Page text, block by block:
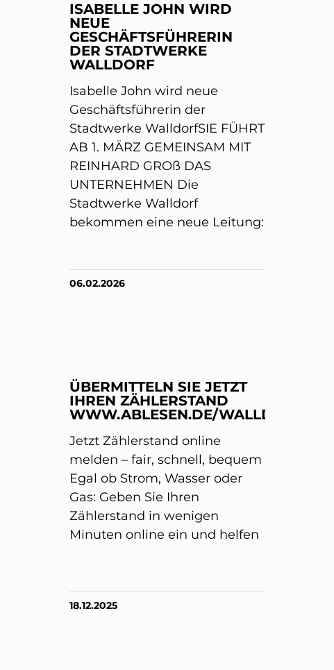
ISABELLE JOHN WIRD
NEUE
GESCHÄFTSFÜHRERIN
DER STADTWERKE
WALLDORF
Isabelle John wird neue
Geschäftsführerin der
Stadtwerke WalldorfSIE FÜHRT
AB 1. MÄRZ GEMEINSAM MIT
REINHARD GROß DAS
UNTERNEHMEN Die
Stadtwerke Walldorf
bekommen eine neue Leitung:
06.02.2026
ÜBERMITTELN SIE JETZT
IHREN ZÄHLERSTAND
WWW.ABLESEN.DE/WALLDORF/
Jetzt Zählerstand online
melden – fair, schnell, bequem
Egal ob Strom, Wasser oder
Gas: Geben Sie Ihren
Zählerstand in wenigen
Minuten online ein und helfen
18.12.2025